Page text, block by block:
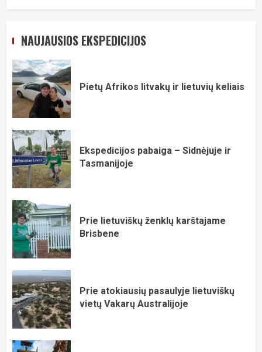
NAUJAUSIOS EKSPEDICIJOS
Pietų Afrikos litvakų ir lietuvių keliais
Ekspedicijos pabaiga – Sidnėjuje ir
Tasmanijoje
Prie lietuviškų ženklų karštajame
Brisbene
Prie atokiausių pasaulyje lietuviškų
vietų Vakarų Australijoje